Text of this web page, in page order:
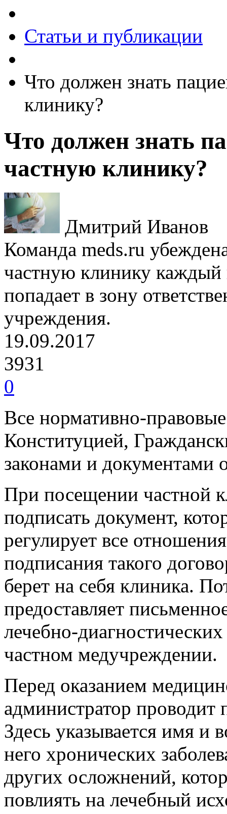
Статьи и публикации
Что должен знать
клинику?
Что должен знать
частную клинику?
Дмитрий Иванов
Команда meds.ru
частную клинику каждый
попадает в зону
учреждения.
19.09.2017
3931
0
Все нормативно-
Конституцией,
законами и документами
При посещении частной
подписать документ,
регулирует все
подписания такого
берет на себя клиника.
предоставляет
лечебно-
частном медучреждении.
Перед оказанием
администратор
Здесь указывается имя и
него хронических
других осложнений,
повлиять на лечебный